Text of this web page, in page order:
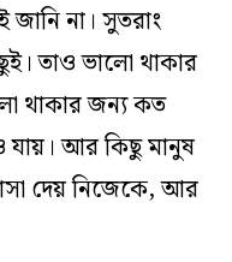
জানি না। সুতরাং
তাও ভালো থাকার
থাকার জন‌্য কত
যায়। আর কিছু মানুষ
দেয় নিজেকে, আর